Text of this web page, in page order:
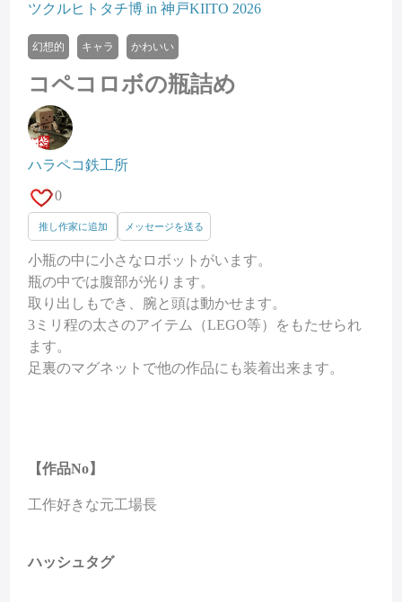
ツクルヒトタチ博 in 神戸KIITO 2026
幻想的 キャラ かわいい
コペコロボの瓶詰め
ハラペコ鉄工所
0
推し作家に追加 メッセージを送る
小瓶の中に小さなロボットがいます。
瓶の中では腹部が光ります。
取り出しもでき、腕と頭は動かせます。
3ミリ程の太さのアイテム（LEGO等）をもたせられ
ます。
足裏のマグネットで他の作品にも装着出来ます。
【作品No】
工作好きな元工場長
ハッシュタグ